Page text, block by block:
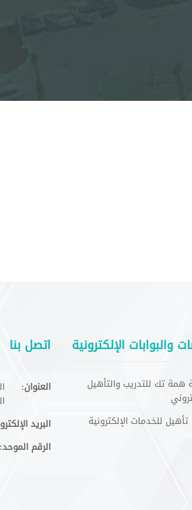
والبوابات الإلكترونية
همة تك للتدريب والتأهيل
تأهيل للخدمات الإلكترونية
اتصل بنا
العنوان:
البريد
الرقم الموحد: